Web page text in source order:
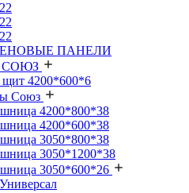
ПАНЕЛИ
4200*600*6
Союз
4200*800*38
4200*600*38
3050*800*38
3050*1200*38
3050*600*26
Универсал